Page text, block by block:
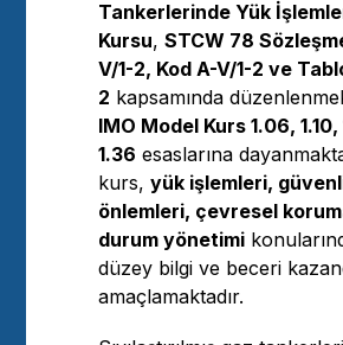
Tankerlerinde Yük
Kursu,STCW 78
V/1-2, Kod A-V/1-2 ve
2 kapsamında
IMO Model Kurs 1.06,
1.36 esaslarına
kurs,yük işlemleri,
önlemleri, çevresel
durum yönetimi
düzey bilgi ve beceri
amaçlamaktadır.